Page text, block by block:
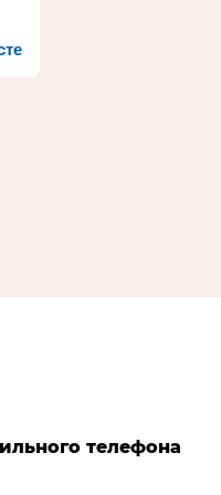
телефона